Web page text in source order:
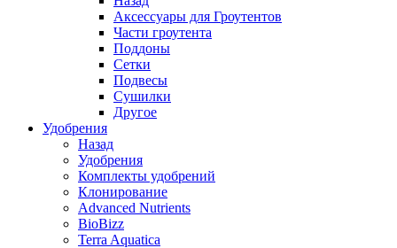
Аксессуары для Гроутентов
Части гроутента
Поддоны
Сетки
Подвесы
Сушилки
Другое
Удобрения
Назад
Удобрения
Комплекты удобрений
Клонирование
Advanced Nutrients
BioBizz
Terra Aquatica